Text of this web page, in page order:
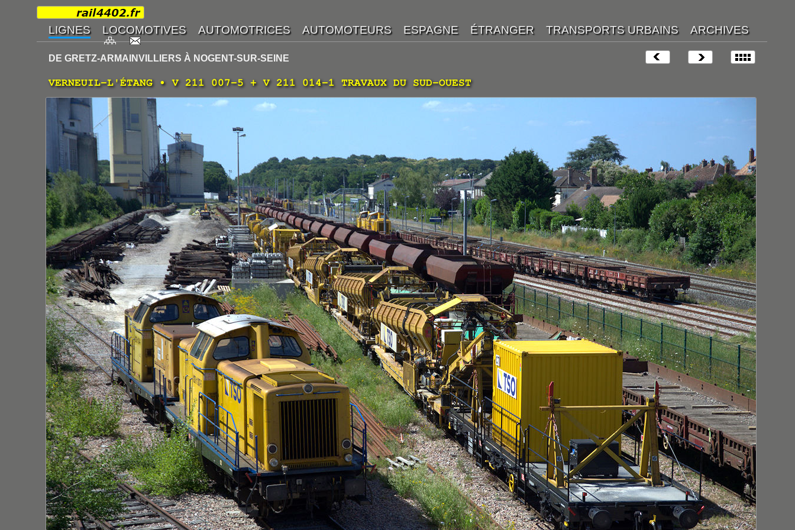
DE GRETZ-ARMAINVILLIERS À NOGENT-SUR-SEINE
VERNEUIL-L'ÉTANG • V 211 007-5 + V 211 014-1 TRAVAUX DU SUD-OUEST